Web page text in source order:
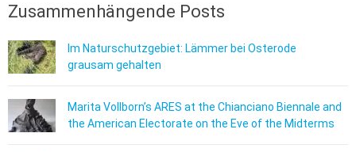
Zusammenhängende Posts
Im Naturschutzgebiet: Lämmer bei Osterode
grausam gehalten
Marita Vollborn’s ARES at the Chianciano Biennale and
the American Electorate on the Eve of the Midterms